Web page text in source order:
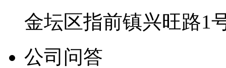
金坛区指前镇兴旺路1
公司问答